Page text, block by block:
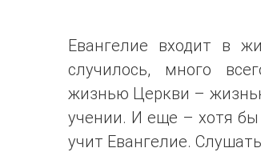
Евангелие входит в
случилось, много
жизнью Церкви –
учении. И еще – хотя бы
учит Евангелие.